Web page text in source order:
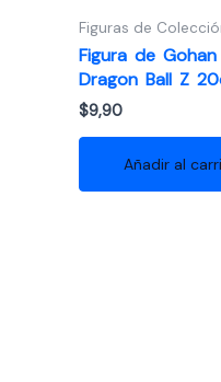
Figuras de
Figura de
Dragon Ball Z
$9,90
Añadir al